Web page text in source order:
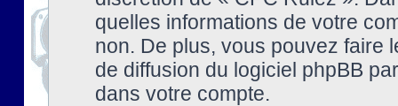
quelles informations de votre
non. De plus, vous pouvez faire
de diffusion du logiciel phpBB
dans votre compte.